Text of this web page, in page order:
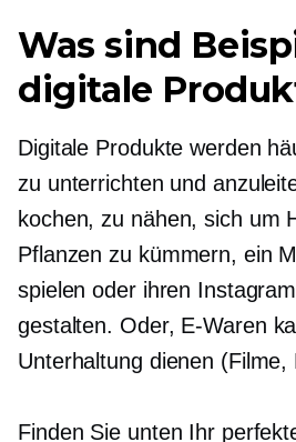
Was sind
digitale
Digitale Produkte werden
zu unterrichten und
kochen, zu nähen, sich um
Pflanzen zu kümmern, ein
spielen oder ihren
gestalten. Oder, E-Waren
Unterhaltung dienen (Filme,
Finden Sie unten Ihr